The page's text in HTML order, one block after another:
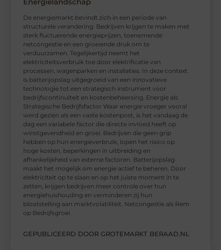
De energiemarkt bevindt zich in een periode van
structurele verandering. Bedrijven krijgen te maken met
sterk fluctuerende energieprijzen, toenemende
netcongestie en een groeiende druk om te
verduurzamen. Tegelijkertijd neemt het
elektriciteitsverbruik toe door elektrificatie van
processen, wagenparken en installaties. In deze context
is batterijopslag uitgegroeid van een innovatieve
technologie tot een strategisch instrument voor
bedrijfscontinuïteit en kostenbeheersing. Energie als
Strategische Bedrijfsfactor Waar energie vroeger vooral
werd gezien als een vaste kostenpost, is het vandaag de
dag een variabele factor die directe invloed heeft op
winstgevendheid en groei. Bedrijven die geen grip
hebben op hun energieverbruik, lopen het risico op
hoge kosten, beperkingen in uitbreiding en
afhankelijkheid van externe factoren. Batterijopslag
maakt het mogelijk om energie actief te beheren. Door
elektriciteit op te slaan en op het juiste moment in te
zetten, krijgen bedrijven meer controle over hun
energiehuishouding en verminderen zij hun
blootstelling aan marktvolatiliteit. Netcongestie als Rem
op Bedrijfsgroei
GEPUBLICEERD DOOR GROTEMARKT BERAAD.NL